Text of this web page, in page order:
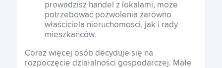
prowadzisz handel z lokalami, może
potrzebować pozwolenia zarówno
właściciela nieruchomości, jak i rady
mieszkańców.
Coraz więcej osób decyduje się na
rozpoczęcie działalności gospodarczej. Małe